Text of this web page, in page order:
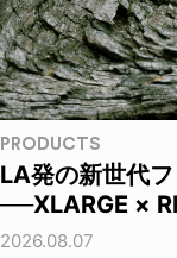
PRODUCTS
LA発の新世代
──XLARGE ×
2026.08.07